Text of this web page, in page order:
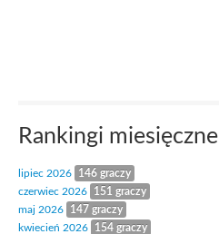
Rankingi miesięczne
lipiec 2026
146 graczy
czerwiec 2026
151 graczy
maj 2026
147 graczy
kwiecień 2026
154 graczy